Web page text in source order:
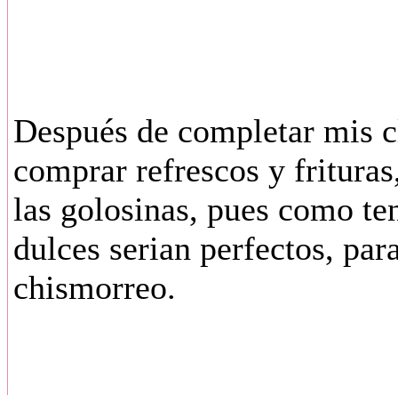
Después de completar mis
comprar refrescos y
las golosinas, pues como
dulces serian perfectos,
chismorreo.